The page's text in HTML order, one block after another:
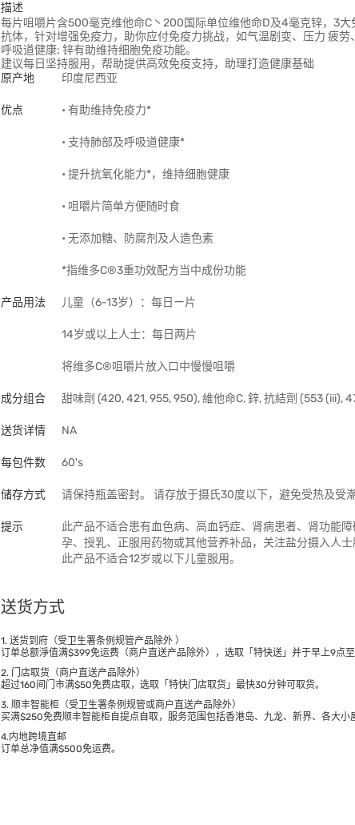
描述
每片咀嚼片含500毫克维他命C丶200国际单位维他命D及4毫克锌，3
抗体，针对增强免疫力，助你应付免疫力挑战，如气温剧变、压力 疲
呼吸道健康; 锌有助维持细胞免疫功能。
建议每日坚持服用，帮助提供高效免疫支持，助理打造健康基础
原产地
印度尼西亚
优点 • 有助维持免疫力*
• 支持肺部及呼吸道健康*
• 提升抗氧化能力*，维持细胞健康
• 咀嚼片简单方便随时食
• 无添加糖、防腐剂及人造色素
*指维多C®3重功效配方当中成份功能
产品用法 儿童（6-13岁）：每日ー片
14岁或以上人士：每日两片
将维多C®咀嚼片放入口中慢慢咀嚼
成分组合 甜味劑 (420, 421, 955, 950), 維他命C, 鋅, 抗結劑 (553 (iii),
送货详情 NA
每包件数 60's
储存方式 请保持瓶盖密封。 请存放于摄氏30度以下，避免受热及受
提示
此产品不适合患有血色病、高血钙症、肾病患者、肾功能
孕、授乳、正服用药物或其他营养补品，关注盐分摄入人
此产品不适合12岁或以下儿童服用。
送货方式
1. 送货到府（受卫生署条例规管产品除外 ）
订单总额淨值满$399免运费（商户直送产品除外），选取「特快送」并于早上9点
2. 门店取货（商户直送产品除外）
超过160间门市满$50免费店取，选取「特快门店取货」最快30分钟可取货。
3. 顺丰智能柜（受卫生署条例规管或商户直送产品除外）
买满$250免费顺丰智能柜自提点自取，服务范围包括香港岛、九龙、新界、各大小
4.内地跨境直邮
订单总净值满$500免运费。